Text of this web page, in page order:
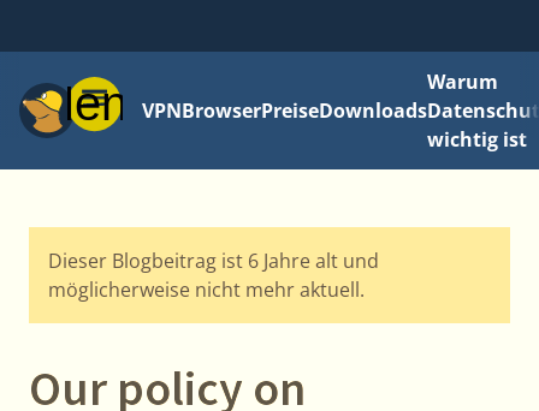
MenüVPNBrowserPreiseDownloads
Warum
wichtig ist
Dieser Blogbeitrag ist 6 Jahre alt und
möglicherweise nicht mehr aktuell.
Our policy on